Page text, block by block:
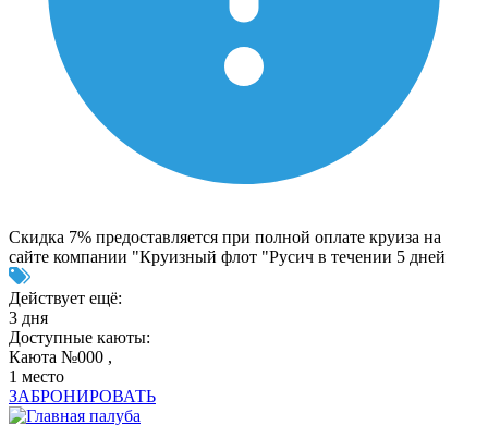
Скидка 7% предоставляется при полной оплате круиза на
сайте компании "Круизный флот "Русич в течении 5 дней
Действует ещё:
3 дня
Доступные каюты:
Каюта №000 ,
1 место
ЗАБРОНИРОВАТЬ